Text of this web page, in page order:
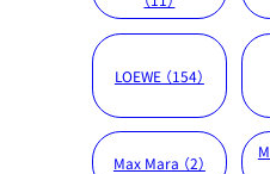
LOEWE （154）
Max Mara （2）